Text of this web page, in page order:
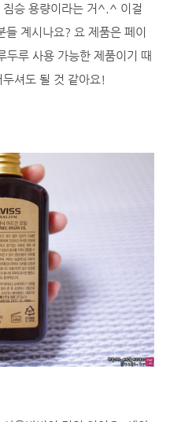
짐승 용량이라는 거^.^ 이걸
계시나요? 요 제품은 페이
두루 사용 가능한 제품이기 때
셔도 될 것 같아요!